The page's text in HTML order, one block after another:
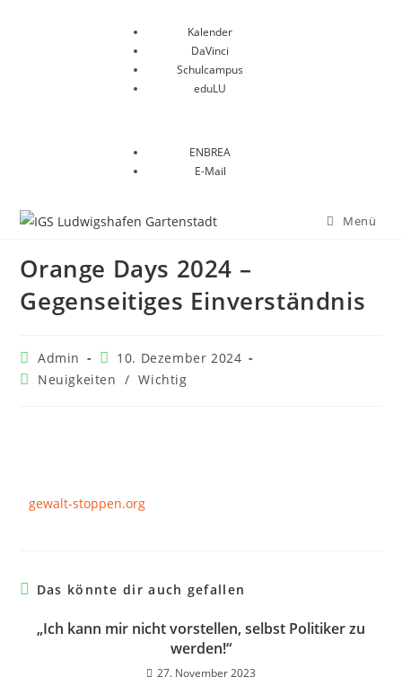
Kalender
DaVinci
Schulcampus
eduLU
ENBREA
E-Mail
Menü
Orange Days 2024 –
Gegenseitiges Einverständnis
Admin
10. Dezember 2024
Neuigkeiten / Wichtig
gewalt-stoppen.org
Das könnte dir auch gefallen
„Ich kann mir nicht vorstellen, selbst Politiker zu
werden!“
27. November 2023